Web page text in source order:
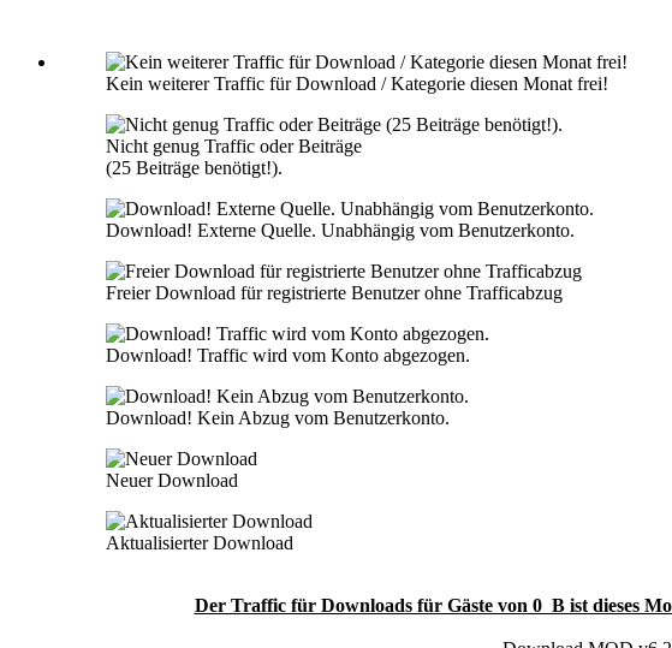
Kein weiterer Traffic für Download / Kategorie diesen Monat frei!
Nicht genug Traffic oder Beiträge
(25 Beiträge benötigt!).
Download! Externe Quelle. Unabhängig vom Benutzerkonto.
Freier Download für registrierte Benutzer ohne Trafficabzug
Download! Traffic wird vom Konto abgezogen.
Download! Kein Abzug vom Benutzerkonto.
Neuer Download
Aktualisierter Download
Der Traffic für Downloads für Gäste von 0 B ist dieses